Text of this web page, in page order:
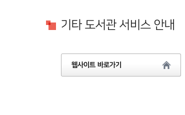
기타 도서관 서비스 안내
웹사이트 바로가기